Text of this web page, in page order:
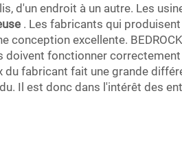
d'un endroit à un autre. Les
. Les fabricants qui
conception excellente.
fonctionner
du fabricant fait une grande
Il est donc dans l'intérêt des